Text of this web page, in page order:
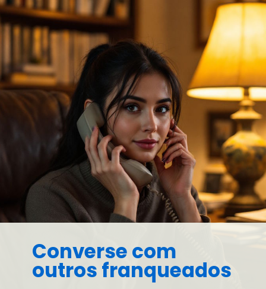
Converse com
outros franqueados